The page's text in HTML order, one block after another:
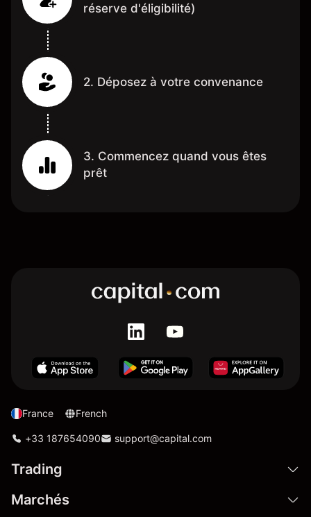
réserve d'éligibilité)
2. Déposez à votre convenance
3. Commencez quand vous êtes
prêt
France French
+33 187654090 support@capital.com
Trading
Marchés